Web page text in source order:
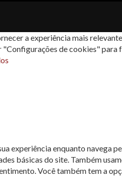
a experiência mais
de cookies"
experiência enquanto navega
básicas do site. Também
Você também tem a